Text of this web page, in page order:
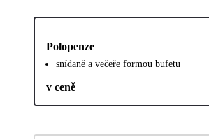
Polopenze
snídaně a večeře formou bufetu
v ceně